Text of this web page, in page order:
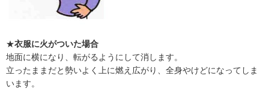
★衣服に火がついた場合
地面に横になり、転がるようにして消します。
立ったままだと勢いよく上に燃え広がり、全身やけどになってしま
います。